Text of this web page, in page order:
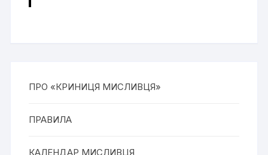
ПРО «КРИНИЦЯ МИСЛИВЦЯ»
ПРАВИЛА
КАЛЕНДАР МИСЛИВЦЯ